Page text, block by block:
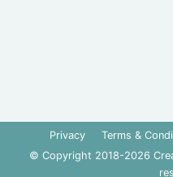
Privacy Terms &
© Copyright 2018-2026